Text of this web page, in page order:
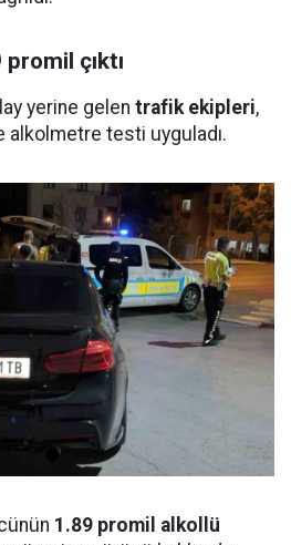
çıktı
yerine gelen trafik ekipleri,
alkolmetre testi uyguladı.
1.89 promil alkollü